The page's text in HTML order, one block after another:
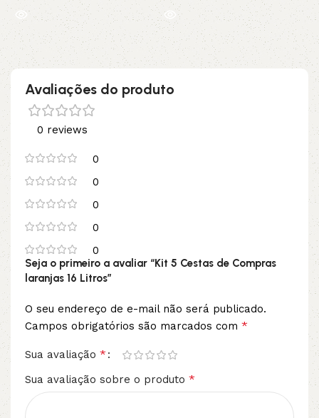
Avaliações do produto
0 reviews
0
0
0
0
0
Seja o primeiro a avaliar “Kit 5 Cestas de Compras
laranjas 16 Litros”
O seu endereço de e-mail não será publicado.
Campos obrigatórios são marcados com *
Sua avaliação *
Sua avaliação sobre o produto *